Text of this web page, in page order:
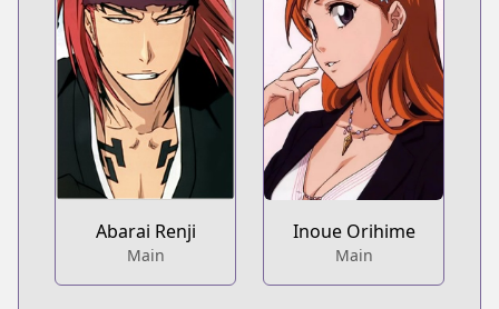
Abarai Renji
Main
Inoue Orihime
Main